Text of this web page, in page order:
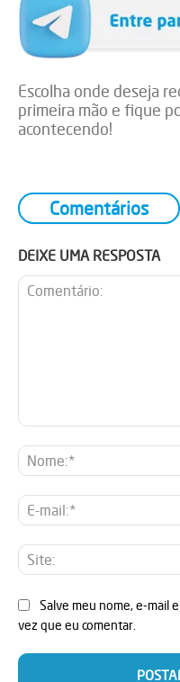
Escolha onde deseja
primeira mão e fique
acontecendo!
Comentários
DEIXE UMA RESPOSTA
Salve meu nome, e-mail
vez que eu comentar.